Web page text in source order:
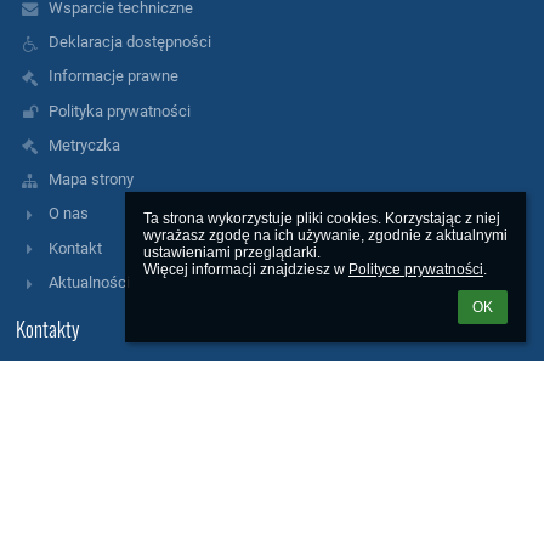
Ta strona wykorzystuje pliki cookies. Korzystając z niej
wyrażasz zgodę na ich używanie, zgodnie z aktualnymi
ustawieniami przeglądarki.
Więcej informacji znajdziesz w Polityce prywatności.
OK
Wsparcie techniczne
Deklaracja dostępności
Informacje prawne
Polityka prywatności
Metryczka
Mapa strony
O nas
Kontakt
Aktualności
Kontakty